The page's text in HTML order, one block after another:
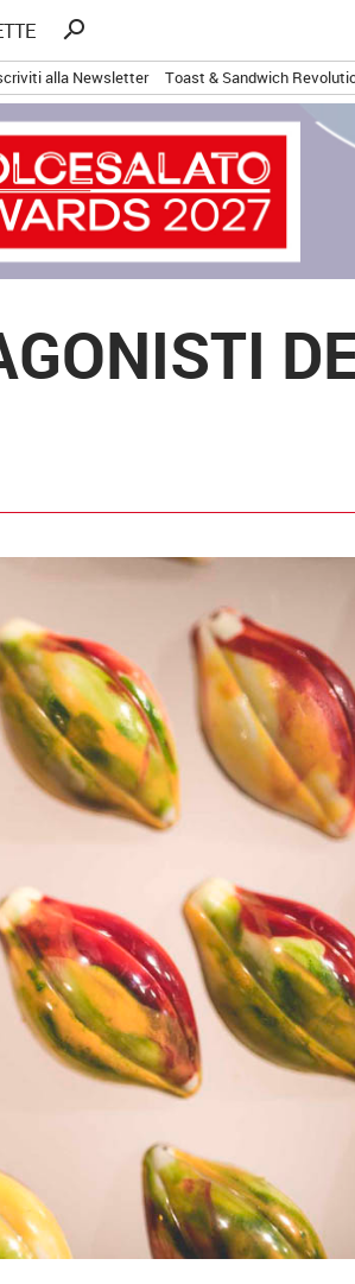
Ricerca
search
alla Newsletter Toast & Sandwich